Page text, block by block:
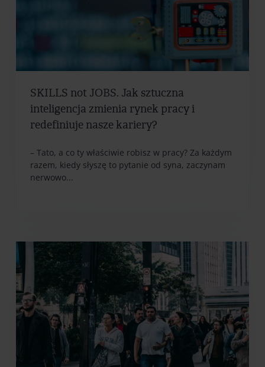
SKILLS not JOBS. Jak sztuczna
inteligencja zmienia rynek pracy i
redefiniuje nasze kariery?
– Tato, a co ty właściwie robisz w pracy? Za każdym
razem, kiedy słyszę to pytanie od syna, zaczynam
nerwowo...